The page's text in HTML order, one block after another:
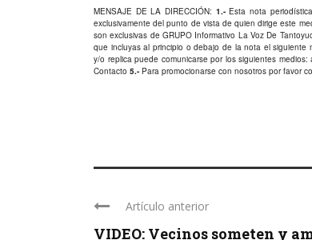
MENSAJE DE LA DIRECCIÓN: 1.-
Esta nota
exclusivamente del punto de vista de quien dirige este
son exclusivas de GRUPO Informativo La Voz De
que incluyas al principio o debajo de la nota el siguiente
y/o replica puede comunicarse por los siguientes medios:
Contacto
5.- Para promocionarse con nosotros por favor
Artículo anterior
VIDEO: Vecinos someten y